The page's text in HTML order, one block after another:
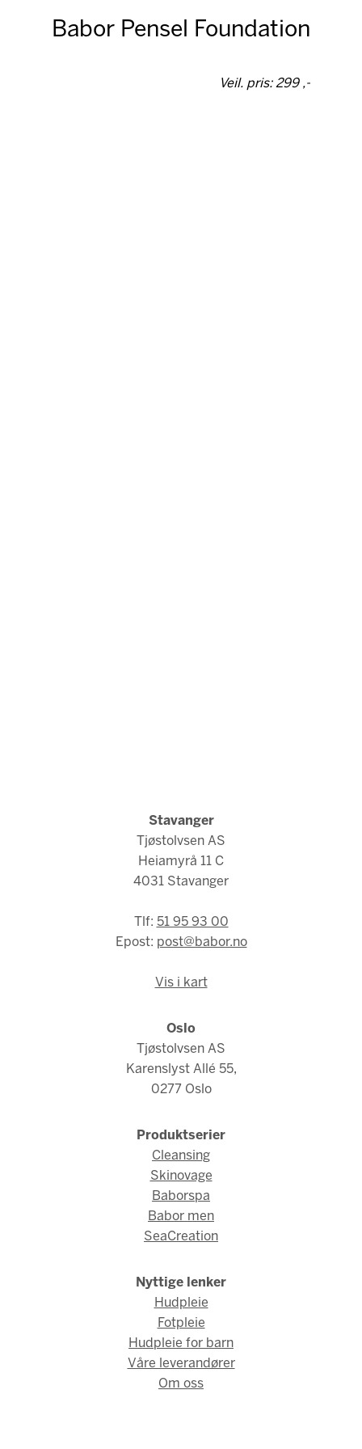
Babor Pensel Foundation
Veil. pris: 299 ,-
Stavanger
Tjøstolvsen AS
Heiamyrå 11 C
4031 Stavanger
Tlf: 51 95 93 00
Epost: post@babor.no
Vis i kart
Oslo
Tjøstolvsen AS
Karenslyst Allé 55,
0277 Oslo
Produktserier
Cleansing
Skinovage
Baborspa
Babor men
SeaCreation
Nyttige lenker
Hudpleie
Fotpleie
Hudpleie for barn
Våre leverandører
Om oss